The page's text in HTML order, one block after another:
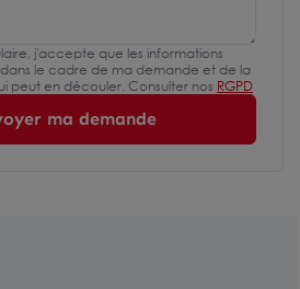
j'accepte que les informations
dans le cadre de ma demande et de la
peut en découler. Consulter nos RGPD
ma demande